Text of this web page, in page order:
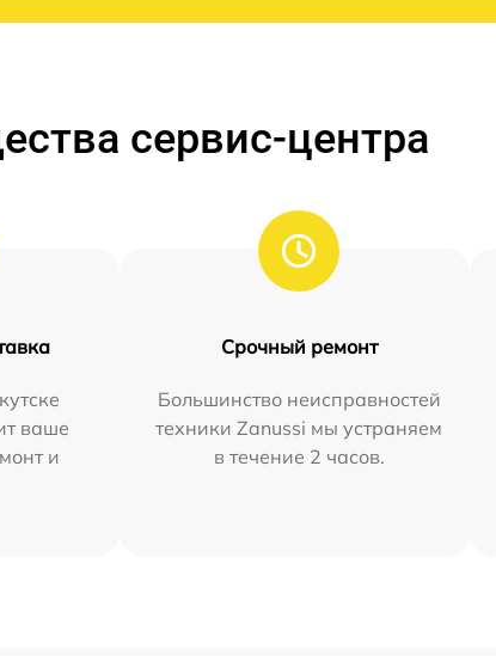
сервис-центра
ваше
и
Срочный ремонт
Большинство неисправностей
техники Zanussi мы устраняем
в течение 2 часов.